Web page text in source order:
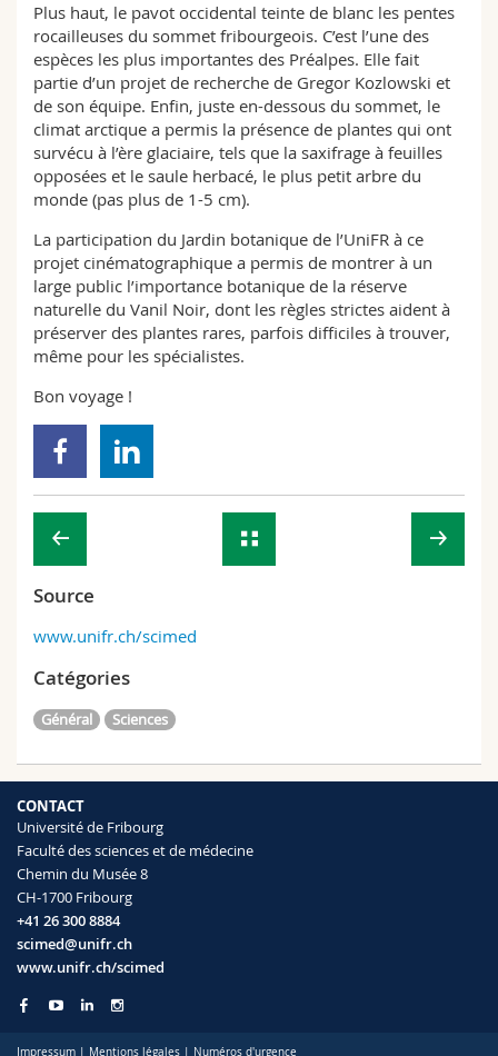
Plus haut, le pavot occidental teinte de blanc les pentes
rocailleuses du sommet fribourgeois. C’est l’une des
espèces les plus importantes des Préalpes. Elle fait
partie d’un projet de recherche de Gregor Kozlowski et
de son équipe. Enfin, juste en-dessous du sommet, le
climat arctique a permis la présence de plantes qui ont
survécu à l’ère glaciaire, tels que la saxifrage à feuilles
opposées et le saule herbacé, le plus petit arbre du
monde (pas plus de 1-5 cm).
La participation du Jardin botanique de l’UniFR à ce
projet cinématographique a permis de montrer à un
large public l’importance botanique de la réserve
naturelle du Vanil Noir, dont les règles strictes aident à
préserver des plantes rares, parfois difficiles à trouver,
même pour les spécialistes.
Bon voyage !
Source
www.unifr.ch/scimed
Catégories
Général Sciences
CONTACT
Université de Fribourg
Faculté des sciences et de médecine
Chemin du Musée 8
CH-1700 Fribourg
+41 26 300 8884
scimed@unifr.ch
www.unifr.ch/scimed
Impressum | Mentions légales | Numéros d'urgence